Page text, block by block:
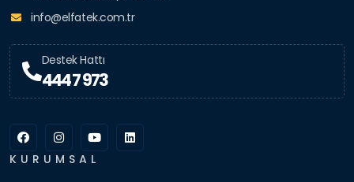
info@elfatek.com.tr
Destek Hattı
444 7 973
KURUMSAL